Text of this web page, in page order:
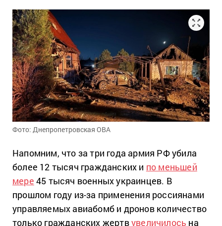
Фото: Днепропетровская ОВА
Напомним, что за три года армия РФ убила
более 12 тысяч гражданских и по меньшей
мере 45 тысяч военных украинцев. В
прошлом году из-за применения россиянами
управляемых авиабомб и дронов количество
только гражданских жертвувеличилось на